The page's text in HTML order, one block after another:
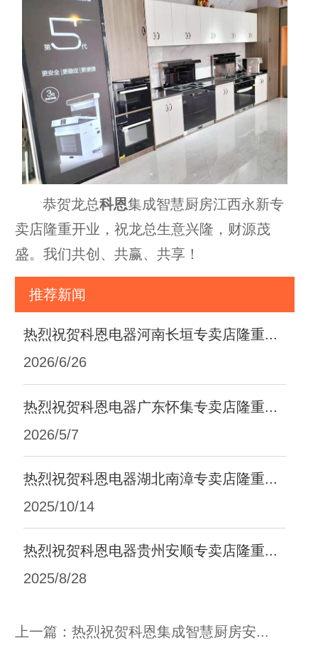
恭贺龙总科恩集成智慧厨房江西永新专
卖店隆重开业，祝龙总生意兴隆，财源茂
盛。我们共创、共赢、共享！
推荐新闻
热烈祝贺科恩电器河南长垣专卖店隆重...
2026/6/26
热烈祝贺科恩电器广东怀集专卖店隆重...
2026/5/7
热烈祝贺科恩电器湖北南漳专卖店隆重...
2025/10/14
热烈祝贺科恩电器贵州安顺专卖店隆重...
2025/8/28
上一篇：热烈祝贺科恩集成智慧厨房安...